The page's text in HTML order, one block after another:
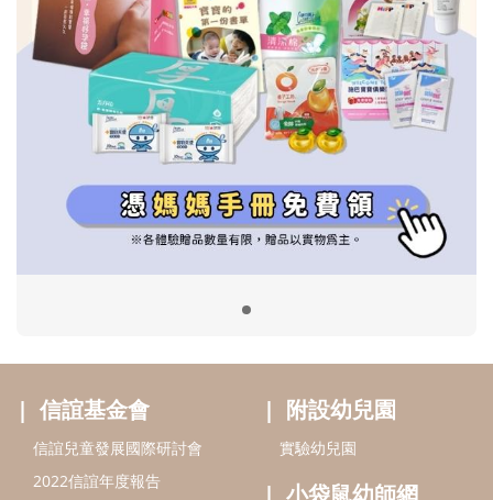
信誼基金會
2022信誼年度報告
2023信誼年度報告
2024信誼年度報告
好孕袋
分齡育兒電子報
線上教養諮詢
附設幼兒園
小袋鼠幼師網